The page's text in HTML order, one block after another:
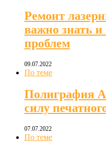
Ремонт
важно знать и
проблем
09.07.2022
По теме
Полиграфия
силу
07.07.2022
По теме